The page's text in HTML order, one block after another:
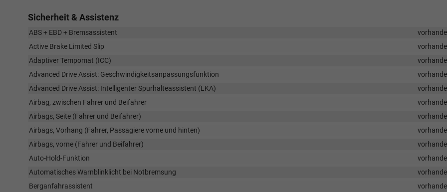
Sicherheit & Assistenz
ABS + EBD + Bremsassistent
Active Brake Limited Slip
Adaptiver Tempomat (ICC)
Advanced Drive Assist: Geschwindigkeitsanpassungsfunktion
Advanced Drive Assist: Intelligenter Spurhalteassistent (LKA)
Airbag, zwischen Fahrer und Beifahrer
Airbags, Seite (Fahrer und Beifahrer)
Airbags, Vorhang (Fahrer, Passagiere vorne und hinten)
Airbags, vorne (Fahrer und Beifahrer)
Auto-Hold-Funktion
Automatisches Warnblinklicht bei Notbremsung
Berganfahrassistent